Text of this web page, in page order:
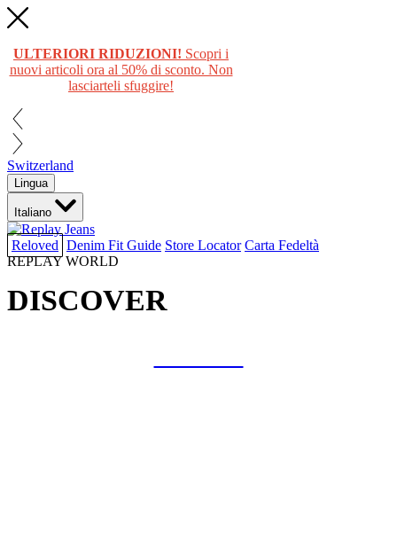
ULTERIORI RIDUZIONI! Scopri i
nuovi articoli ora al 50% di sconto. Non
lasciarteli sfuggire!
Switzerland
Lingua
Italiano
Reloved Denim Fit Guide Store Locator Carta Fedeltà
REPLAY WORLD
DISCOVER